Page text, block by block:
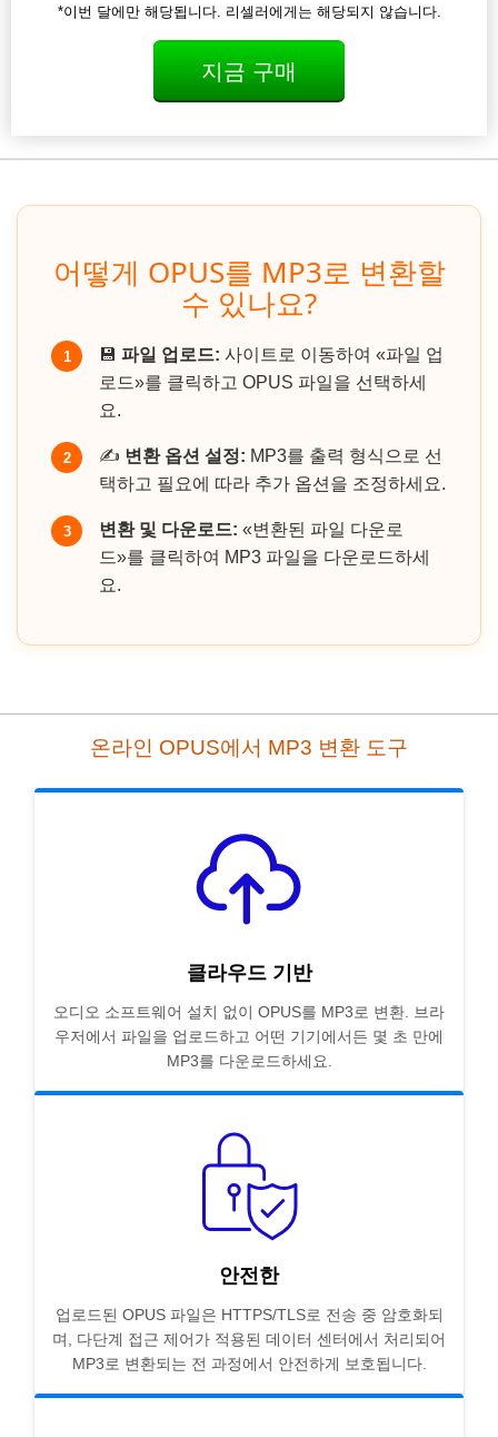
*이번 달에만 해당됩니다. 리셀러에게는 해당되지 않습니다.
지금 구매
어떻게 OPUS를 MP3로 변환할
수 있나요?
1 💾 파일 업로드: 사이트로 이동하여 «파일 업
로드»를 클릭하고 OPUS 파일을 선택하세
요.
2 ✍️ 변환 옵션 설정: MP3를 출력 형식으로 선
택하고 필요에 따라 추가 옵션을 조정하세요.
3 변환 및 다운로드: «변환된 파일 다운로
드»를 클릭하여 MP3 파일을 다운로드하세
요.
온라인 OPUS에서 MP3 변환 도구
클라우드 기반
오디오 소프트웨어 설치 없이 OPUS를 MP3로 변환. 브라
우저에서 파일을 업로드하고 어떤 기기에서든 몇 초 만에
MP3를 다운로드하세요.
안전한
업로드된 OPUS 파일은 HTTPS/TLS로 전송 중 암호화되
며, 다단계 접근 제어가 적용된 데이터 센터에서 처리되어
MP3로 변환되는 전 과정에서 안전하게 보호됩니다.